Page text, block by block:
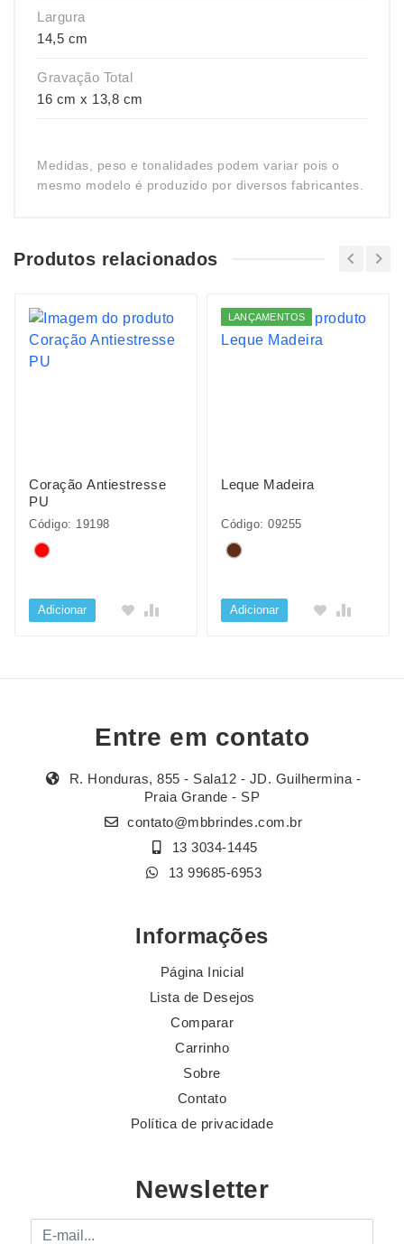
Largura
14,5 cm
Gravação Total
16 cm x 13,8 cm
Medidas, peso e tonalidades podem variar pois o
mesmo modelo é produzido por diversos fabricantes.
Produtos relacionados
Coração Antiestresse
PU
Código: 19198
Adicionar
LANÇAMENTOS
Leque Madeira
Código: 09255
Adicionar
Entre em contato
R. Honduras, 855 - Sala12 - JD. Guilhermina -
Praia Grande - SP
contato@mbbrindes.com.br
13 3034-1445
13 99685-6953
Informações
Página Inicial
Lista de Desejos
Comparar
Carrinho
Sobre
Contato
Política de privacidade
Newsletter
E-mail